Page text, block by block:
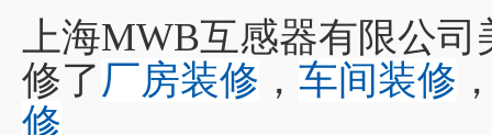
上海MWB互感器有限公
修了厂房装修 ， 车间装修
修